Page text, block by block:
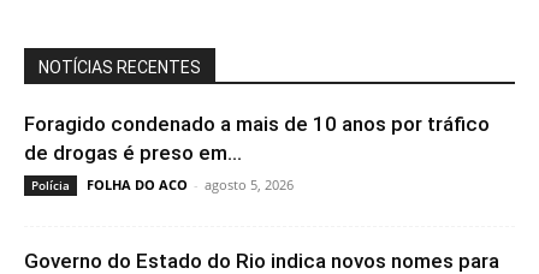
NOTÍCIAS RECENTES
Foragido condenado a mais de 10 anos por tráfico
de drogas é preso em...
Polícia FOLHA DO ACO - agosto 5, 2026
Governo do Estado do Rio indica novos nomes para